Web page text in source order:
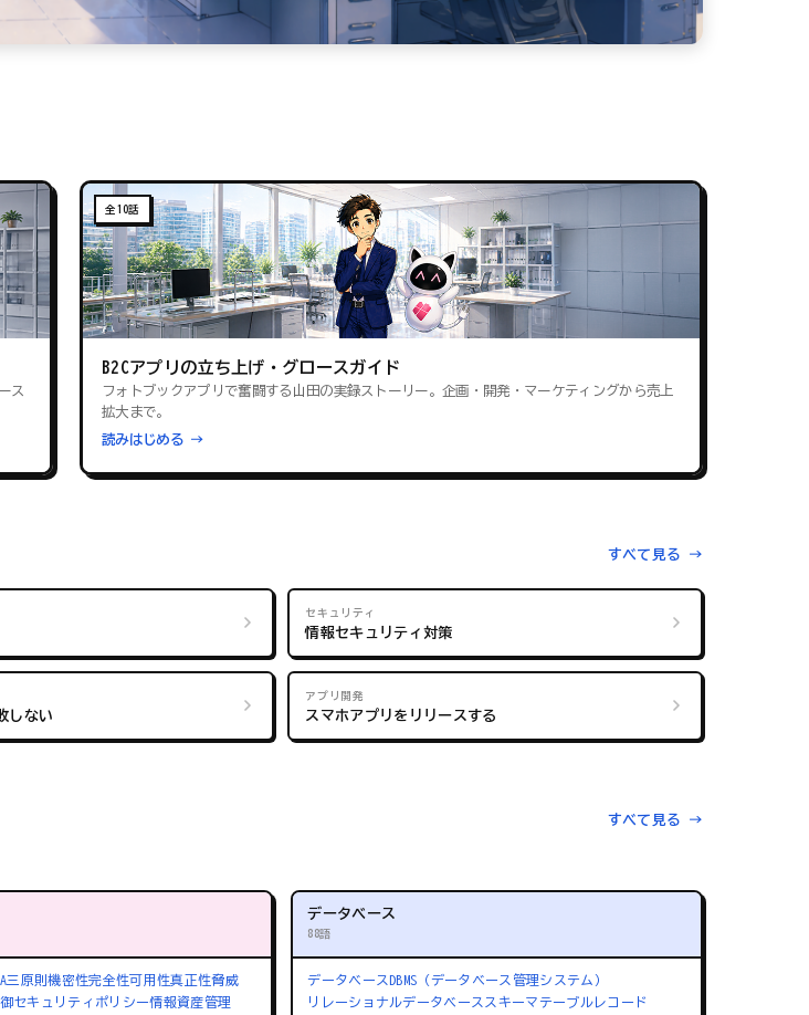
ス
全10話
B2Cアプリの立ち上げ・グロースガイド
フォトブックアプリで奮闘する山田の実録ストーリー。企画・開発・マーケティングから売上
拡大まで。
読みはじめる →
すべて見る →
セキュリティ
情報セキュリティ対策
しない
アプリ開発
スマホアプリをリリースする
すべて見る →
三原則機密性完全性可用性真正性脅威
セキュリティポリシー情報資産管理
データベース
88語
データベースDBMS（データベース管理システム）
リレーショナルデータベース スキーマ テーブルレコード